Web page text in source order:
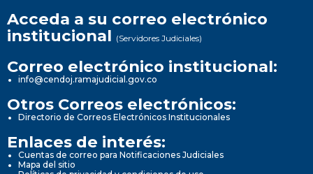
Acceda a su correo electrónico
institucional (Servidores Judiciales)
Correo electrónico institucional:
info@cendoj.ramajudicial.gov.co
Otros Correos electrónicos:
Directorio de Correos Electrónicos Institucionales
Enlaces de interés:
Cuentas de correo para Notificaciones Judiciales
Mapa del sitio